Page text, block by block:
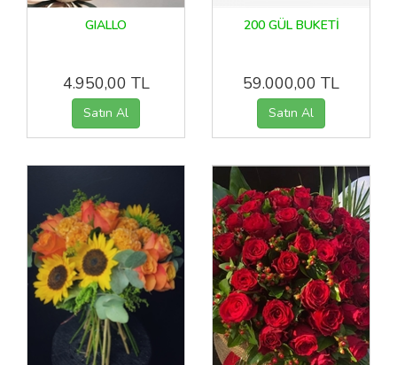
GIALLO
4.950,00 TL
200 GÜL BUKETİ
59.000,00 TL